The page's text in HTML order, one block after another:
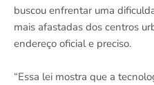
buscou enfrentar uma
mais afastadas dos centros
endereço oficial e preciso.
“Essa lei mostra que a